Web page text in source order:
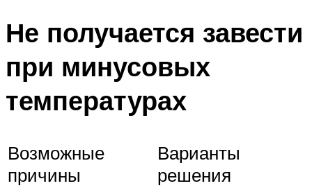
Не получается завести
при минусовых
температурах
Возможные
причины
Варианты
решения